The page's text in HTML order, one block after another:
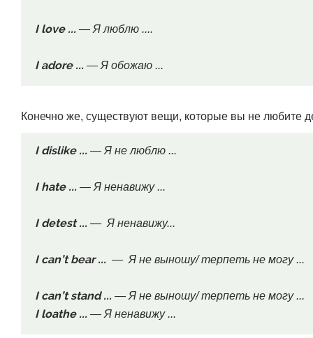
I love ... — Я люблю ....
I adore ... — Я обожаю ...
Конечно же, существуют вещи, которые вы не любите
I dislike ... — Я не люблю ...
I hate ... — Я ненавижу ...
I detest ... — Я ненавижу...
I can’t bear ... — Я не выношу/ терпеть не могу ...
I can’t stand ... — Я не выношу/ терпеть не могу ...
I loathe ... — Я ненавижу ...